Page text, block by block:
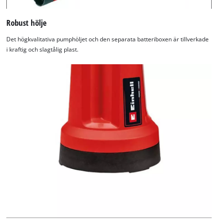
Robust hölje
Det högkvalitativa pumphöljet och den separata batteriboxen är tillverkade
i kraftig och slagtålig plast.